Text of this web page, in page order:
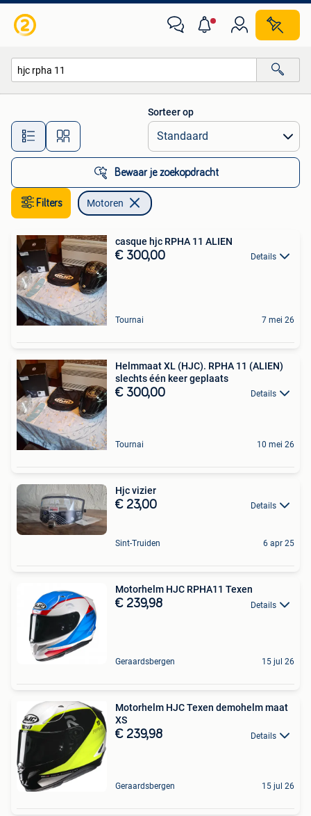
Alle afstanden…
Sorteer op
Bewaar je zoekopdracht
Filters Motoren
casque hjc RPHA 11 ALIEN
€ 300,00 Details
Tournai 7 mei 26
Helmmaat XL (HJC). RPHA 11 (ALIEN)
slechts één keer geplaats
€ 300,00 Details
Tournai 10 mei 26
Hjc vizier
€ 23,00 Details
Sint-Truiden 6 apr 25
Motorhelm HJC RPHA11 Texen
€ 239,98 Details
Geraardsbergen 15 jul 26
Motorhelm HJC Texen demohelm maat
XS
€ 239,98 Details
Geraardsbergen 15 jul 26